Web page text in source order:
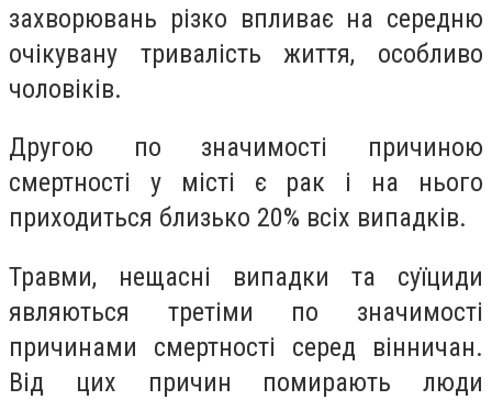
захворювань різко впливає на середню
очікувану тривалість життя, особливо
чоловіків.
Другою по значимості причиною
смертності у місті є рак і на нього
приходиться близько 20% всіх випадків.
Травми, нещасні випадки та суїциди
являються третіми по значимості
причинами смертності серед вінничан.
Від цих причин помирають люди